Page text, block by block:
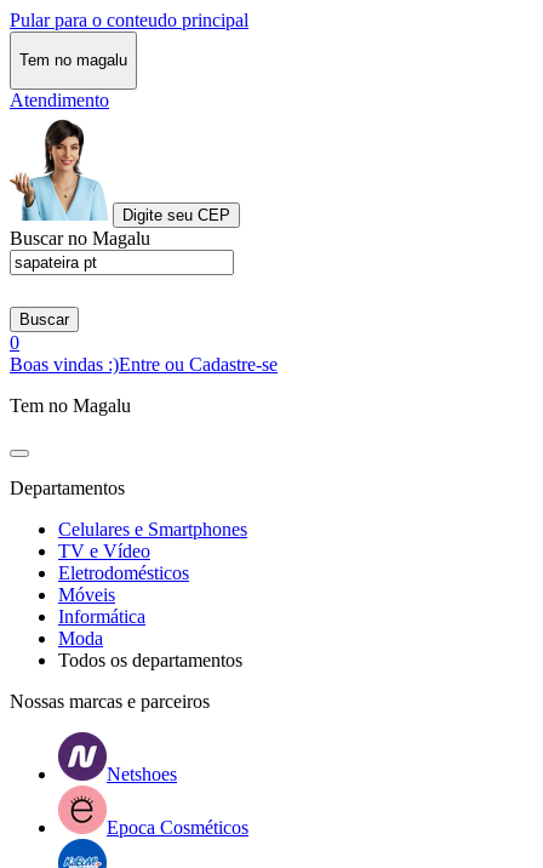
Pular para o conteudo principal
Tem no magalu
Atendimento
Digite seu CEP
Buscar no Magalu
Buscar
0
Boas vindas :)Entre ou Cadastre-se
Tem no Magalu
Departamentos
Celulares e Smartphones
TV e Vídeo
Eletrodomésticos
Móveis
Informática
Moda
Todos os departamentos
Nossas marcas e parceiros
Netshoes
Epoca Cosméticos